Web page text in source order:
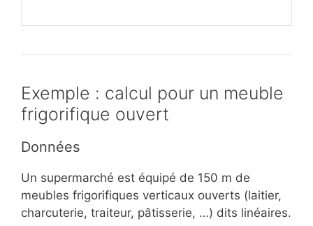
Exemple : calcul pour un meuble
frigorifique ouvert
Données
Un supermarché est équipé de 150 m de
meubles frigorifiques verticaux ouverts (laitier,
charcuterie, traiteur, pâtisserie, …) dits linéaires.